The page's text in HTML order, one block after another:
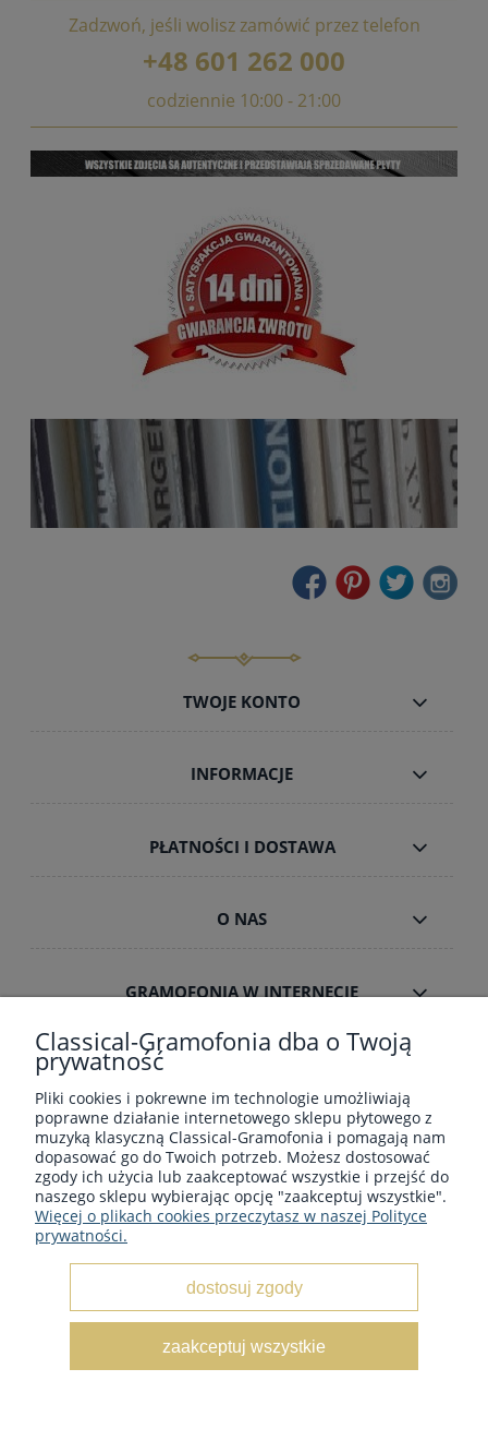
Zadzwoń, jeśli wolisz zamówić przez telefon
+48 601 262 000
codziennie 10:00 - 21:00
TWOJE KONTO
INFORMACJE
PŁATNOŚCI I DOSTAWA
O NAS
GRAMOFONIA W INTERNECIE
Płyty winylowe z muzyka klasyczną - Sklep płytowy
classical-gramofonia.com
Copyright © 2022 - 2026 CLASSICAL-GRAMOFONIA
pokaż pełną wersję strony
Sklep internetowy Shoper.pl
Classical-Gramofonia dba o Twoją
prywatność
Pliki cookies i pokrewne im technologie umożliwiają
poprawne działanie internetowego sklepu płytowego z
muzyką klasyczną Classical-Gramofonia i pomagają nam
dopasować go do Twoich potrzeb. Możesz dostosować
zgody ich użycia lub zaakceptować wszystkie i przejść do
naszego sklepu wybierając opcję "zaakceptuj wszystkie".
Więcej o plikach cookies przeczytasz w naszej Polityce
prywatności.
dostosuj zgody
zaakceptuj wszystkie